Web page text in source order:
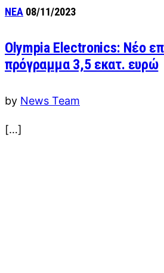
ΝΕΑ 08/11/2023
Olympia Electronics: Νέο
πρόγραμμα 3,5 εκατ. ευρώ
by News Team
[…]